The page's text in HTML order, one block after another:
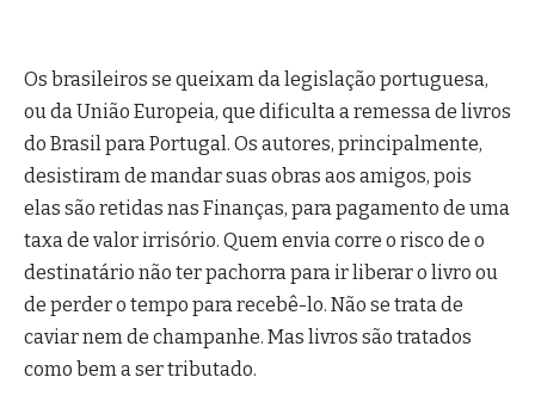
Os brasileiros se queixam da legislação portuguesa,
ou da União Europeia, que dificulta a remessa de livros
do Brasil para Portugal. Os autores, principalmente,
desistiram de mandar suas obras aos amigos, pois
elas são retidas nas Finanças, para pagamento de uma
taxa de valor irrisório. Quem envia corre o risco de o
destinatário não ter pachorra para ir liberar o livro ou
de perder o tempo para recebê-lo. Não se trata de
caviar nem de champanhe. Mas livros são tratados
como bem a ser tributado.